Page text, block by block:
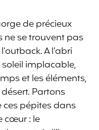
de précieux
ne se trouvent pas
A l’abri
implacable,
et les éléments,
Partons
pépites dans
cœur : le